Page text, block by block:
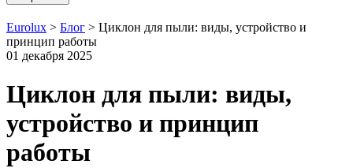
Eurolux > Блог > Циклон для пыли: виды, устройство и
принцип работы
01 декабря 2025
Циклон для пыли: виды,
устройство и принцип
работы